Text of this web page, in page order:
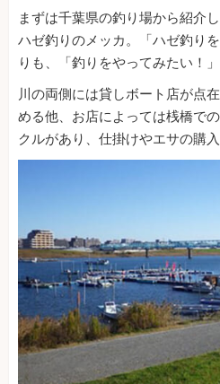
まずは千葉県の釣り場から紹介
ハゼ釣りのメッカ。「ハゼ釣り
りも、「釣りをやってみたい！
川の両側には貸しボート店が点
める他、お店によっては桟橋で
クルがあり、仕掛けやエサの購入